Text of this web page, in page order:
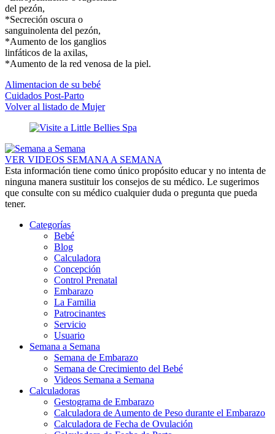
del pezón,
*Secreción oscura o
sanguinolenta del pezón,
*Aumento de los ganglios
linfáticos de la axilas,
*Aumento de la red venosa de la piel.
Alimentacion de su bebé
Cuidados Post-Parto
Volver al listado de Mujer
VER VIDEOS SEMANA A SEMANA
Esta información tiene como único propósito educar y no intenta de
ninguna manera sustituir los consejos de su médico. Le sugerimos
que consulte con su médico cualquier duda o pregunta que pueda
tener.
Categorías
Bebé
Blog
Calculadora
Concepción
Control Prenatal
Embarazo
La Familia
Patrocinantes
Servicio
Usuario
Semana a Semana
Semana de Embarazo
Semana de Crecimiento del Bebé
Videos Semana a Semana
Calculadoras
Gestograma de Embarazo
Calculadora de Aumento de Peso durante el Embarazo
Calculadora de Fecha de Ovulación